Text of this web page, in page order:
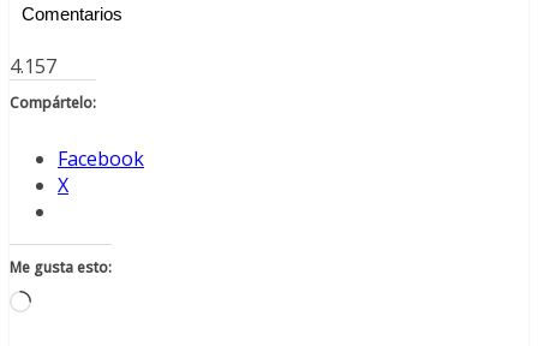
Comentarios
4.157
Compártelo:
Facebook
X
Me gusta esto:
Cargando...